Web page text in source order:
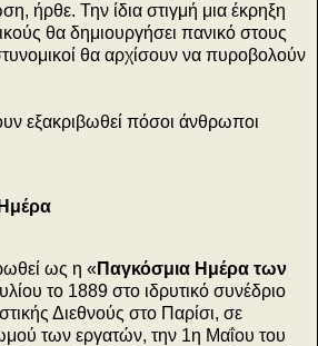
ήρθε. Την ίδια στιγμή μια έκρηξη
θα δημιουργήσει πανικό στους
θα αρχίσουν να πυροβολούν
εξακριβωθεί πόσοι άνθρωποι
ως η «Παγκόσμια Ημέρα των
το 1889 στο ιδρυτικό συνέδριο
Διεθνούς στο Παρίσι, σε
των εργατών, την 1η Μαΐου του